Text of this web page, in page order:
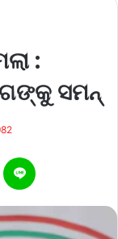
:
ସମନ୍‌
Viber